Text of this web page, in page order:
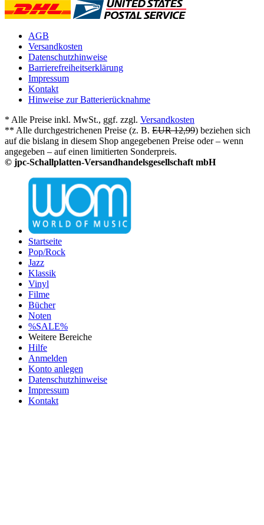
AGB
Versandkosten
Datenschutzhinweise
Barrierefreiheitserklärung
Impressum
Kontakt
Hinweise zur Batterierücknahme
* Alle Preise inkl. MwSt., ggf. zzgl. Versandkosten
** Alle durchgestrichenen Preise (z. B. EUR 12,99) beziehen sich
auf die bislang in diesem Shop angegebenen Preise oder – wenn
angegeben – auf einen limitierten Sonderpreis.
© jpc-Schallplatten-Versandhandelsgesellschaft mbH
Startseite
Pop/Rock
Jazz
Klassik
Vinyl
Filme
Bücher
Noten
%SALE%
Weitere Bereiche
Hilfe
Anmelden
Konto anlegen
Datenschutzhinweise
Impressum
Kontakt